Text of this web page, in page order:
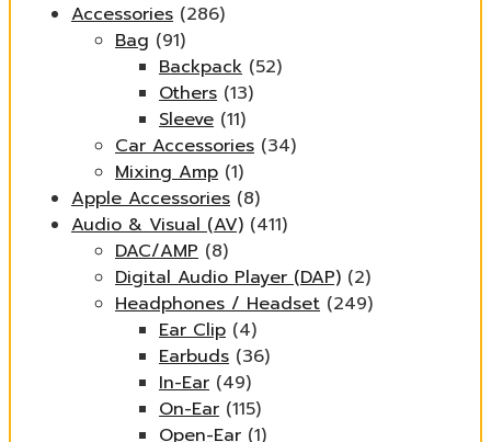
Accessories (286)
Bag (91)
Backpack (52)
Others (13)
Sleeve (11)
Car Accessories (34)
Mixing Amp (1)
Apple Accessories (8)
Audio & Visual (AV) (411)
DAC/AMP (8)
Digital Audio Player (DAP) (2)
Headphones / Headset (249)
Ear Clip (4)
Earbuds (36)
In-Ear (49)
On-Ear (115)
Open-Ear (1)